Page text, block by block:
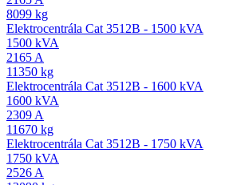
8099 kg
Elektrocentrála Cat 3512B - 1500 kVA
1500 kVA
2165 A
11350 kg
Elektrocentrála Cat 3512B - 1600 kVA
1600 kVA
2309 A
11670 kg
Elektrocentrála Cat 3512B - 1750 kVA
1750 kVA
2526 A